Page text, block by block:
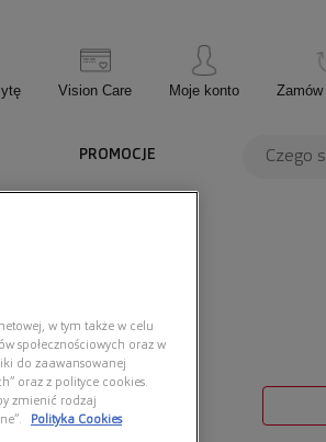
Vision Care Moje konto Zamów
PROMOCJE
Pojemność ml:
w tym także w celu
społecznościowych oraz w
do zaawansowanej
oraz z polityce cookies.
zmienić rodzaj
Polityka Cookies